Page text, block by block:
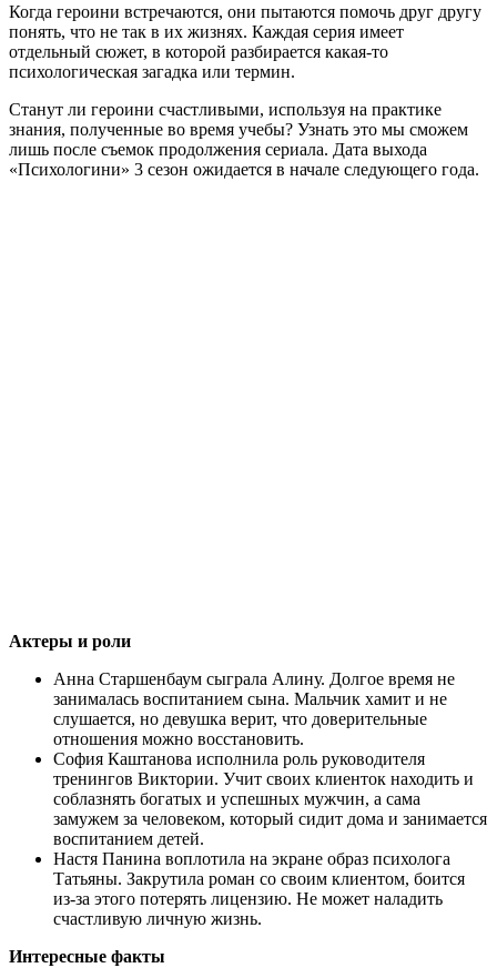
Когда героини встречаются, они пытаются помочь друг другу
понять, что не так в их жизнях. Каждая серия имеет
отдельный сюжет, в которой разбирается какая-то
психологическая загадка или термин.
Станут ли героини счастливыми, используя на практике
знания, полученные во время учебы? Узнать это мы сможем
лишь после съемок продолжения сериала. Дата выхода
«Психологини» 3 сезон ожидается в начале следующего года.
Актеры и роли
Анна Старшенбаум сыграла Алину. Долгое время не
занималась воспитанием сына. Мальчик хамит и не
слушается, но девушка верит, что доверительные
отношения можно восстановить.
София Каштанова исполнила роль руководителя
тренингов Виктории. Учит своих клиенток находить и
соблазнять богатых и успешных мужчин, а сама
замужем за человеком, который сидит дома и занимается
воспитанием детей.
Настя Панина воплотила на экране образ психолога
Татьяны. Закрутила роман со своим клиентом, боится
из-за этого потерять лицензию. Не может наладить
счастливую личную жизнь.
Интересные факты